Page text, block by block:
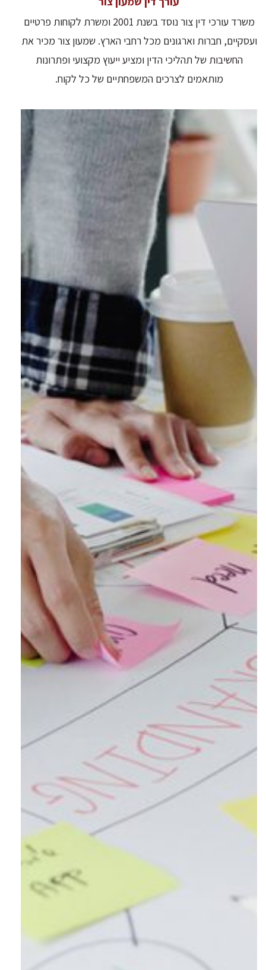
משרד עורכי דין צור נוסד בשנת 2001 ומשרת לקוחות פרטיים
ועסקיים, חברות וארגונים מכל רחבי הארץ. שמעון צור מכיר את
החשיבות של תהליכי הדין ומציע ייעוץ מקצועי ופתרונות
מותאמים לצרכים המשפחתיים של כל לקוח.